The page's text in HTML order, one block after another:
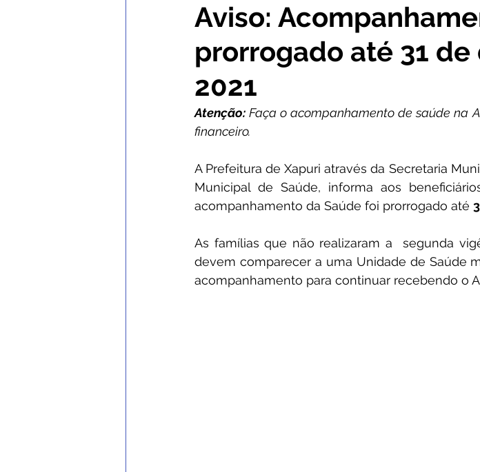
Comunicados e Avisos Concursos Agricultura e
Defesa Civil SEMULHER Secretaria da Mulher
Aviso:
prorrogado até 31
2021
Atenção: Faça o acompanhamento de saúde na
financeiro.
A Prefeitura de Xapuri através da Secretaria
Municipal de Saúde, informa aos
acompanhamento da Saúde foi prorrogado até
As famílias que não realizaram a  segunda
devem comparecer a uma Unidade de Saúde
acompanhamento para continuar recebendo o